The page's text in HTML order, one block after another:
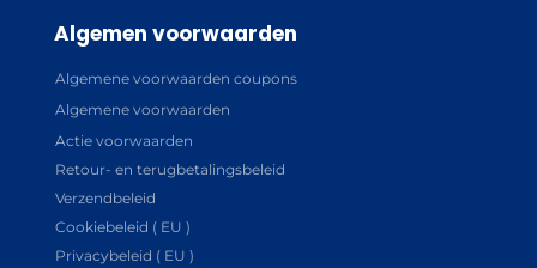
Algemen voorwaarden
Algemene voorwaarden coupons
Algemene voorwaarden
Actie voorwaarden
Retour- en terugbetalingsbeleid
Verzendbeleid
Cookiebeleid ( EU )
Privacybeleid ( EU )